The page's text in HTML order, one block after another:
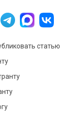
статью